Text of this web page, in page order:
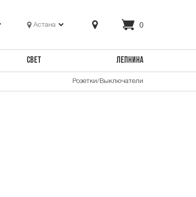
Астана 0
СВЕТ ЛЕПНИНА
Розетки/Выключатели